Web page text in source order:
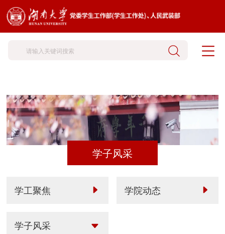
学子风采
学工聚焦 学院动态
学子风采